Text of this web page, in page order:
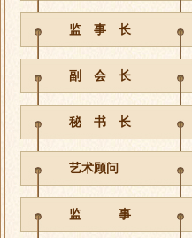
监 事 长
副 会 长
秘 书 长
艺术顾问
监 事